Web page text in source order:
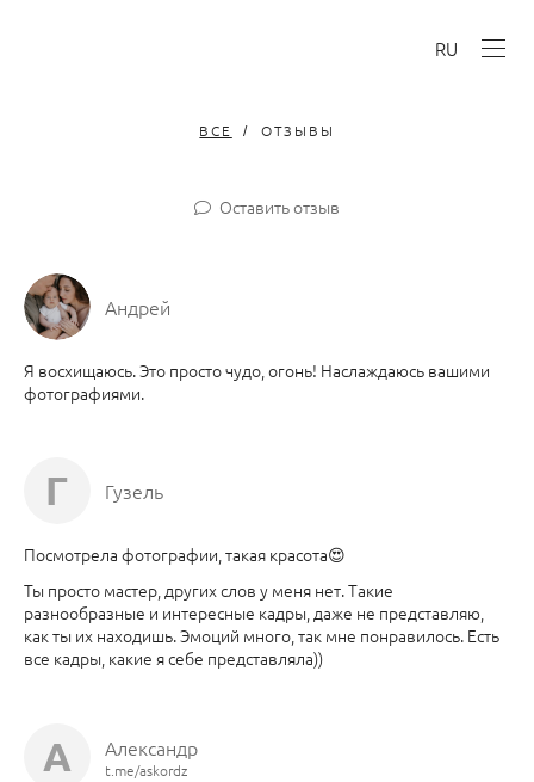
RU
ВСЕ ОТЗЫВЫ
Оставить отзыв
Андрей
Я восхищаюсь. Это просто чудо, огонь! Наслаждаюсь вашими
фотографиями.
Г Гузель
Посмотрела фотографии, такая красота😍
Ты просто мастер, других слов у меня нет. Такие
разнообразные и интересные кадры, даже не представляю,
как ты их находишь. Эмоций много, так мне понравилось. Есть
все кадры, какие я себе представляла))
А Александр
t.me/askordz